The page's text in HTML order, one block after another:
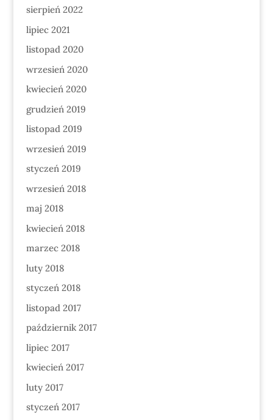
sierpień 2022
lipiec 2021
listopad 2020
wrzesień 2020
kwiecień 2020
grudzień 2019
listopad 2019
wrzesień 2019
styczeń 2019
wrzesień 2018
maj 2018
kwiecień 2018
marzec 2018
luty 2018
styczeń 2018
listopad 2017
październik 2017
lipiec 2017
kwiecień 2017
luty 2017
styczeń 2017